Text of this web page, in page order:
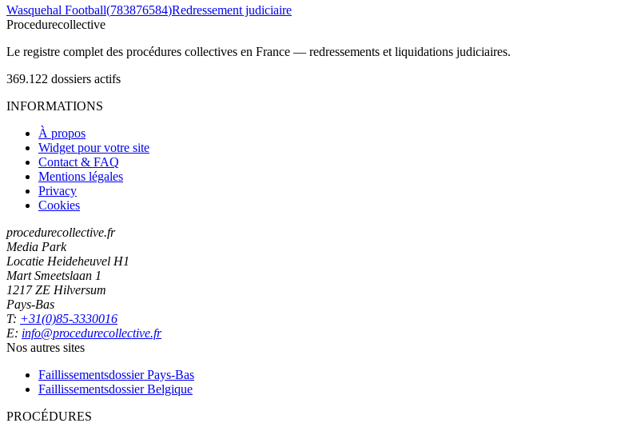
Wasquehal Football(783876584)Redressement judiciaire
Procedurecollective
Le registre complet des procédures collectives en France — redressements et liquidations judiciaires.
369.122 dossiers actifs
INFORMATIONS
À propos
Widget pour votre site
Contact & FAQ
Mentions légales
Privacy
Cookies
procedurecollective.fr
Media Park
Locatie Heideheuvel H1
Mart Smeetslaan 1
1217 ZE Hilversum
Pays-Bas
T: +31(0)85-3330016
E: info@procedurecollective.fr
Nos autres sites
Faillissementsdossier Pays-Bas
Faillissementsdossier Belgique
PROCÉDURES